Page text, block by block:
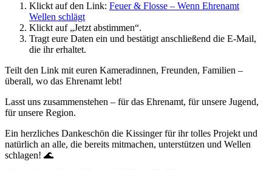
Klickt auf den Link: Feuer & Flosse – Wenn Ehrenamt
Wellen schlägt
Klickt auf „Jetzt abstimmen“.
Tragt eure Daten ein und bestätigt anschließend die E-Mail,
die ihr erhaltet.
Teilt den Link mit euren Kameradinnen, Freunden, Familien –
überall, wo das Ehrenamt lebt!
Lasst uns zusammenstehen – für das Ehrenamt, für unsere Jugend,
für unsere Region.
Ein herzliches Dankeschön die Kissinger für ihr tolles Projekt und
natürlich an alle, die bereits mitmachen, unterstützen und Wellen
schlagen! 🌊